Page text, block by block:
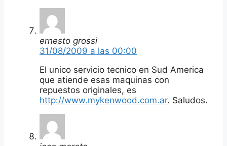
ernesto grossi
31/08/2009 a las 00:00
El unico servicio tecnico en Sud America
que atiende esas maquinas con
repuestos originales, es
http://www.mykenwood.com.ar. Saludos.